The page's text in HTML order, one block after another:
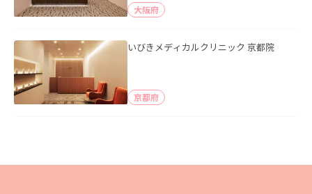
大阪府
いびきメディカルクリニック 京都院
京都府